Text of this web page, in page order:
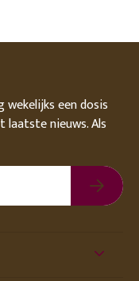
een dosis
laatste nieuws. Als